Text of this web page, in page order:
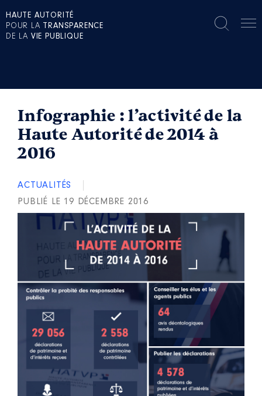
HAUTE AUTORITÉ
POUR LA TRANSPARENCE
DE LA VIE PUBLIQUE
Infographie : l’activité de la
Haute Autorité de 2014 à
2016
ACTUALITÉS
PUBLIÉ LE 19 DÉCEMBRE 2016